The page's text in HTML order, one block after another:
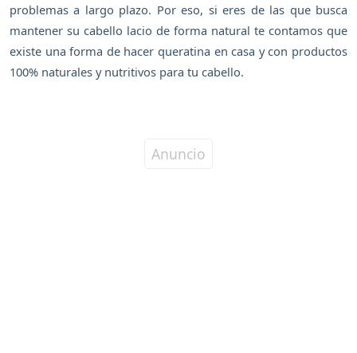
problemas a largo plazo. Por eso, si eres de las que busca
mantener su cabello lacio de forma natural te contamos que
existe una forma de hacer queratina en casa y con productos
100% naturales y nutritivos para tu cabello.